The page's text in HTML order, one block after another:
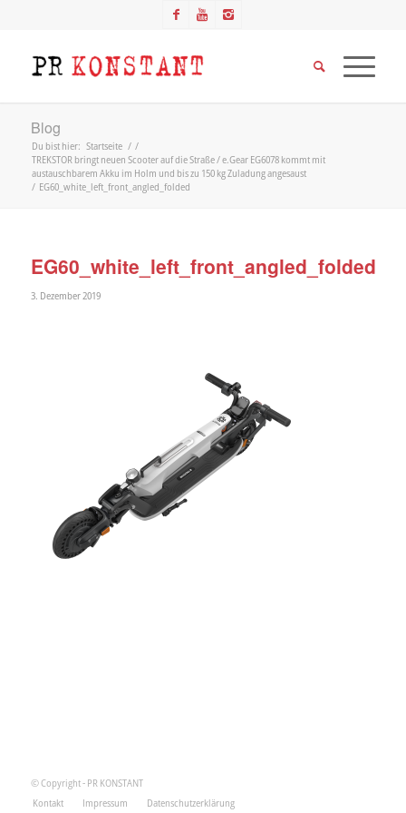
Blog
Du bist hier: Startseite / /
TREKSTOR bringt neuen Scooter auf die Straße / e.Gear EG6078 kommt mit
austauschbarem Akku im Holm und bis zu 150 kg Zuladung angesaust
/ EG60_white_left_front_angled_folded
EG60_white_left_front_angled_folded
3. Dezember 2019
© Copyright - PR KONSTANT
Kontakt
Impressum Datenschutzerklärung